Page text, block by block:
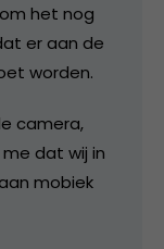
het nog
er aan de
worden.
camera,
dat wij in
mobiek